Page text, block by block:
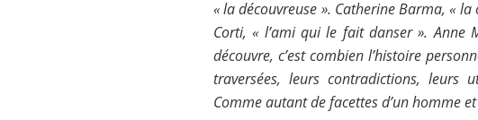
« la découvreuse ». Catherine Barma, «
Corti, « l’ami qui le fait danser ». Anne
découvre, c’est combien l’histoire
traversées, leurs contradictions, leurs
Comme autant de facettes d’un homme